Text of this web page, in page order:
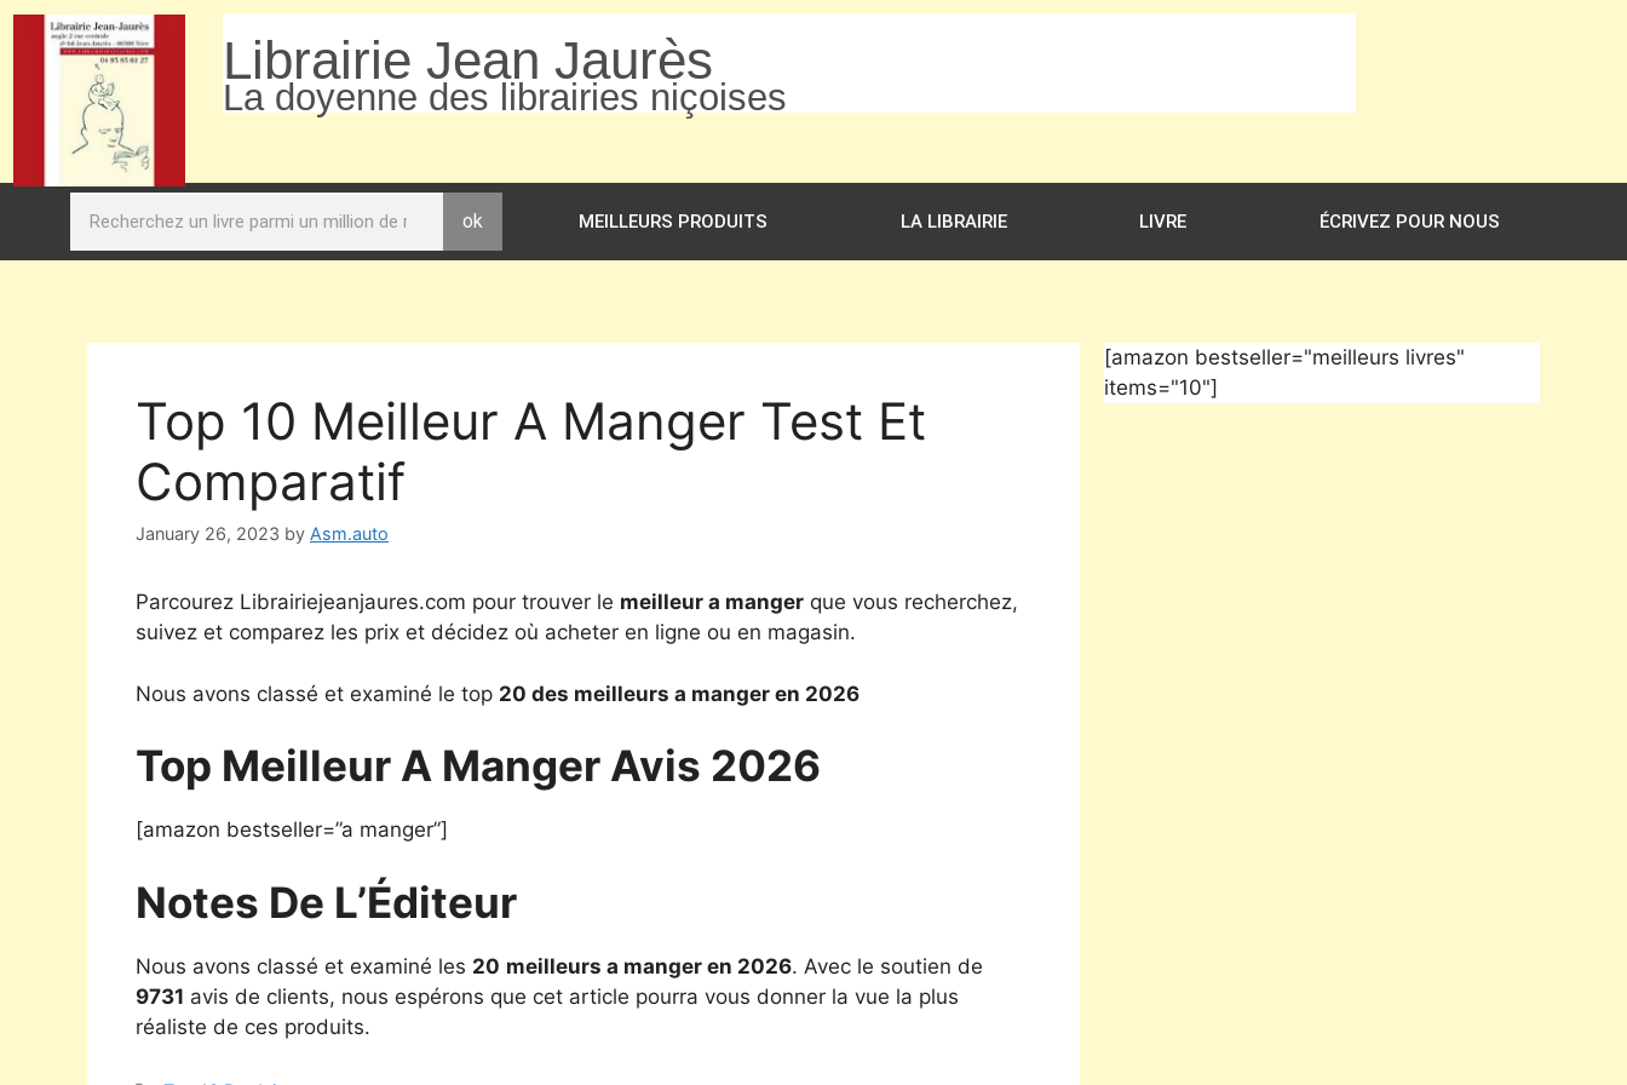
Librairie Jean Jaurès
La doyenne des librairies niçoises
ok MEILLEURS PRODUITS LA LIBRAIRIE LIVRE ÉCRIVEZ POUR NOUS
Top 10 Meilleur A Manger Test Et
Comparatif
January 26, 2023 by Asm.auto
Parcourez Librairiejeanjaures.com pour trouver le meilleur a manger que vous recherchez,
suivez et comparez les prix et décidez où acheter en ligne ou en magasin.
Nous avons classé et examiné le top 20 des meilleurs a manger en 2026
Top Meilleur A Manger Avis 2026
[amazon bestseller=”a manger”]
Notes De L’Éditeur
Nous avons classé et examiné les 20 meilleurs a manger en 2026. Avec le soutien de
9731 avis de clients, nous espérons que cet article pourra vous donner la vue la plus
réaliste de ces produits.
[amazon bestseller="meilleurs livres"
items="10"]